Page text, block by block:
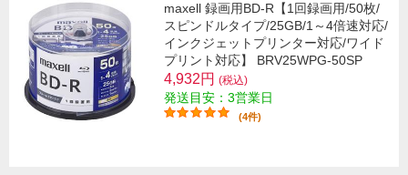
maxell 録画用BD-R【1回録画用/50枚/
スピンドルタイプ/25GB/1～4倍速対応/
インクジェットプリンター対応/ワイド
プリント対応】 BRV25WPG-50SP
4,932円 (税込)
発送目安：3営業日
(4件)